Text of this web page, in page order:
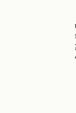
Here, everything
soothing
? Top-of-the-
? A wellness
? A gym and
? A seminar